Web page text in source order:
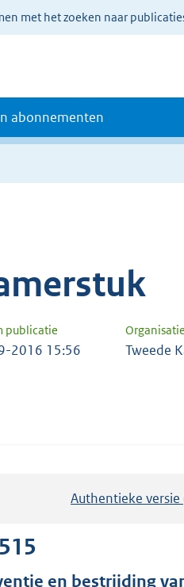
met het zoeken naar
abonnementen
publicatie Organisatie
2016 15:56 Tweede
Authentieke versie
en bestrijding